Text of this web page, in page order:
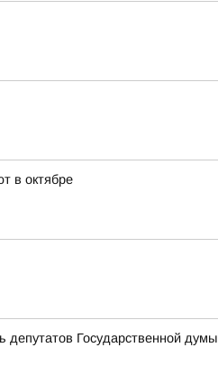
в октябре
депутатов Государственной думы